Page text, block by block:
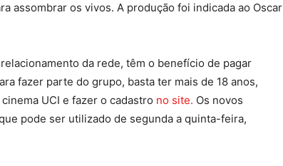
assombrar os vivos. A produção foi indicada ao Oscar
da rede, têm o benefício de pagar
fazer parte do grupo, basta ter mais de 18 anos,
UCI e fazer o cadastro no site. Os novos
pode ser utilizado de segunda a quinta-feira,